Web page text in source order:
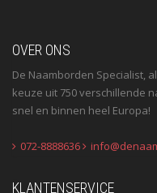
OVER ONS
De Naamborden Specialist,
keuze uit 750 verschillende
snel en binnen heel Europa!
072-8888636
KLANTENSERVICE